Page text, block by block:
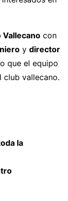
Vallecano con
y director
que el equipo
club vallecano.
la